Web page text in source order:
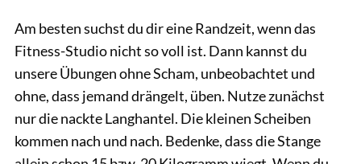
Am besten suchst du dir eine Randzeit, wenn das
Fitness-Studio nicht so voll ist. Dann kannst du
unsere Übungen ohne Scham, unbeobachtet und
ohne, dass jemand drängelt, üben. Nutze zunächst
nur die nackte Langhantel. Die kleinen Scheiben
kommen nach und nach. Bedenke, dass die Stange